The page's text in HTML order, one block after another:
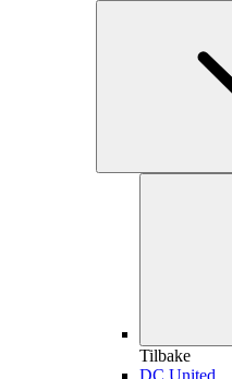
Tilbake
DC United